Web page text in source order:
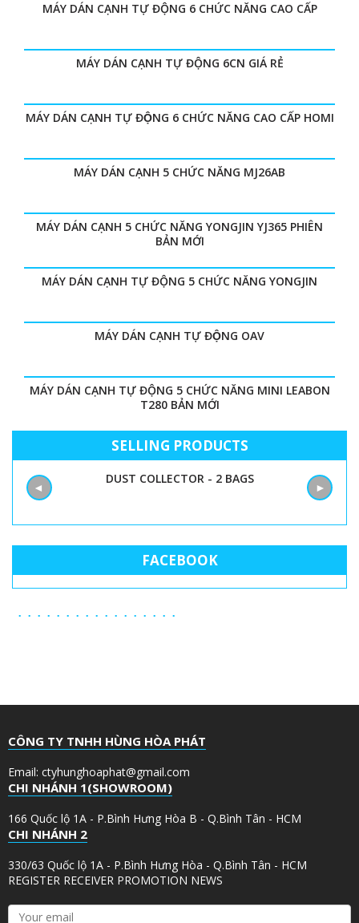
MÁY DÁN CẠNH TỰ ĐỘNG 6 CHỨC NĂNG CAO CẤP
MÁY DÁN CẠNH TỰ ĐỘNG 6CN GIÁ RẺ
MÁY DÁN CẠNH TỰ ĐỘNG 6 CHỨC NĂNG CAO CẤP HOMI
MÁY DÁN CẠNH 5 CHỨC NĂNG MJ26AB
MÁY DÁN CẠNH 5 CHỨC NĂNG YONGJIN YJ365 PHIÊN
BẢN MỚI
MÁY DÁN CẠNH TỰ ĐỘNG 5 CHỨC NĂNG YONGJIN
MÁY DÁN CẠNH TỰ ĐỘNG OAV
MÁY DÁN CẠNH TỰ ĐỘNG 5 CHỨC NĂNG MINI LEABON
T280 BẢN MỚI
SELLING PRODUCTS
DUST COLLECTOR - 2 BAGS
◄ ►
FACEBOOK
CÔNG TY TNHH HÙNG HÒA PHÁT
Email: ctyhunghoaphat@gmail.com
CHI NHÁNH 1(SHOWROOM)
166 Quốc lộ 1A - P.Bình Hưng Hòa B - Q.Bình Tân - HCM
CHI NHÁNH 2
330/63 Quốc lộ 1A - P.Bình Hưng Hòa - Q.Bình Tân - HCM
REGISTER RECEIVER PROMOTION NEWS